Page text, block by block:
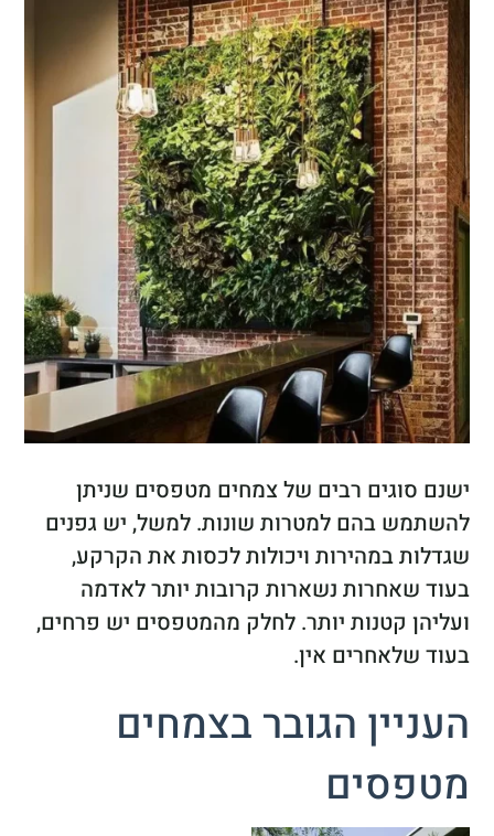
ישנם סוגים רבים של צמחים מטפסים שניתן
להשתמש בהם למטרות שונות. למשל, יש גפנים
שגדלות במהירות ויכולות לכסות את הקרקע,
בעוד שאחרות נשארות קרובות יותר לאדמה
ועליהן קטנות יותר. לחלק מהמטפסים יש פרחים,
בעוד שלאחרים אין.
העניין הגובר בצמחים
מטפסים